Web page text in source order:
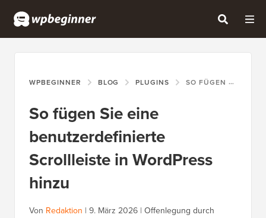
WPBEGINNER BLOG PLUGINS SO FÜGEN SIE EINE BENUTZERDEFINIERTE SCROLLLEISTE IN WORDPRESS HINZU
So fügen Sie eine
benutzerdefinierte
Scrollleiste in WordPress
hinzu
Von Redaktion | 9. März 2026 | Offenlegung durch